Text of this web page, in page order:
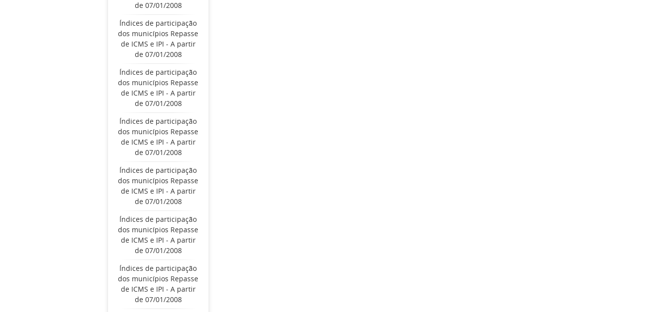
de 07/01/2008
Índices de participação
dos municípios Repasse
de ICMS e IPI - A partir
de 07/01/2008
Índices de participação
dos municípios Repasse
de ICMS e IPI - A partir
de 07/01/2008
Índices de participação
dos municípios Repasse
de ICMS e IPI - A partir
de 07/01/2008
Índices de participação
dos municípios Repasse
de ICMS e IPI - A partir
de 07/01/2008
Índices de participação
dos municípios Repasse
de ICMS e IPI - A partir
de 07/01/2008
Índices de participação
dos municípios Repasse
de ICMS e IPI - A partir
de 07/01/2008